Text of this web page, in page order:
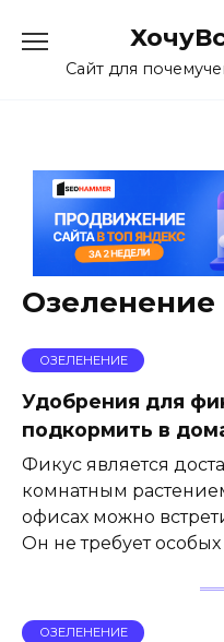
contentСайт для
Озеленение
ОЗЕЛЕНЕНИЕ
Удобрения для
подкормить в
Фикус является
комнатным
офисах можно
Он не требует
ОЗЕЛЕНЕНИЕ